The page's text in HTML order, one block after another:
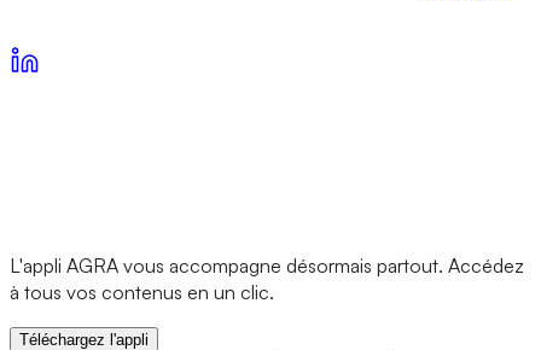
L'appli AGRA vous accompagne désormais partout. Accédez
à tous vos contenus en un clic.
Téléchargez l'appli